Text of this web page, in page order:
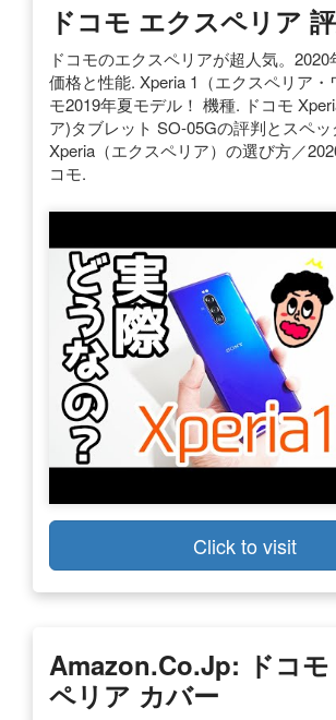
ドコモ エクスペリア
ドコモのエクスペリアが超人気。2020
価格と性能. Xperia 1（エクスペリア・
モ2019年夏モデル！ 機種. ドコモ
ア)タブレット SO-05Gの評判とスペッ
Xperia（エクスペリア）の選び方／
コモ.
Click to visit
Amazon.co.jp: ドコモ
ペリア カバー